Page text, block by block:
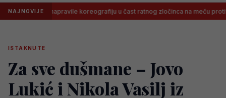
NAJNOVIJE
Delije napravile koreografiju u čast ratnog zločinca na meču protiv
ISTAKNUTE
Za sve dušmane – Jovo
Lukić i Nikola Vasilj iz